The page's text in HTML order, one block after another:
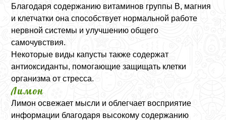
Благодаря содержанию витаминов группы B, магния
и клетчатки она способствует нормальной работе
нервной системы и улучшению общего
самочувствия.
Некоторые виды капусты также содержат
антиоксиданты, помогающие защищать клетки
организма от стресса.
Лимон
Лимон освежает мысли и облегчает восприятие
информации благодаря высокому содержанию